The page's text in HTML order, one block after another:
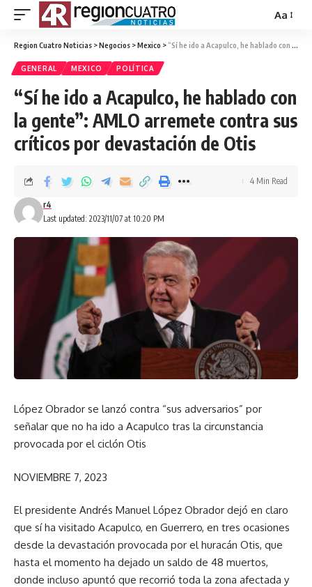
Aa
Region Cuatro Noticias >Negocios >Mexico > “Sí he ido a Acapulco, he hablado con la gente”: AMLO arremete contra sus críticos por devastación de Otis
GENERAL MEXICO POLÍTICA
“Sí he ido a Acapulco, he hablado con
la gente”: AMLO arremete contra sus
críticos por devastación de Otis
Last updated: 2023/11/07 at 10:20 PM
r4
4 Min Read
López Obrador se lanzó contra “sus adversarios” por
señalar que no ha ido a Acapulco tras la circunstancia
provocada por el ciclón Otis
NOVIEMBRE 7, 2023
El presidente Andrés Manuel López Obrador dejó en claro
que sí ha visitado Acapulco, en Guerrero, en tres ocasiones
desde la devastación provocada por el huracán Otis, que
hasta el momento ha dejado un saldo de 48 muertos,
donde incluso apuntó que recorrió toda la zona afectada y